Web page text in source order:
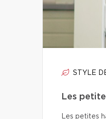
STYLE
Les
Les petites